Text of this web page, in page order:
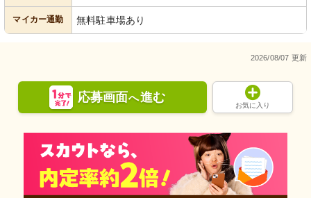
マイカー通勤 無料駐車場あり
2026/08/07 更新
応募画面へ進む
お気に入り